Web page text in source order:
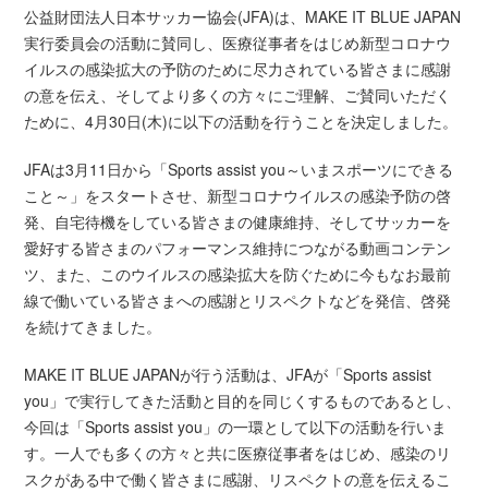
公益財団法人日本サッカー協会(JFA)は、MAKE IT BLUE JAPAN
実行委員会の活動に賛同し、医療従事者をはじめ新型コロナウ
イルスの感染拡大の予防のために尽力されている皆さまに感謝
の意を伝え、そしてより多くの方々にご理解、ご賛同いただく
ために、4月30日(木)に以下の活動を行うことを決定しました。
JFAは3月11日から「Sports assist you～いまスポーツにできる
こと～」をスタートさせ、新型コロナウイルスの感染予防の啓
発、自宅待機をしている皆さまの健康維持、そしてサッカーを
愛好する皆さまのパフォーマンス維持につながる動画コンテン
ツ、また、このウイルスの感染拡大を防ぐために今もなお最前
線で働いている皆さまへの感謝とリスペクトなどを発信、啓発
を続けてきました。
MAKE IT BLUE JAPANが行う活動は、JFAが「Sports assist
you」で実行してきた活動と目的を同じくするものであるとし、
今回は「Sports assist you」の一環として以下の活動を行いま
す。一人でも多くの方々と共に医療従事者をはじめ、感染のリ
スクがある中で働く皆さまに感謝、リスペクトの意を伝えるこ